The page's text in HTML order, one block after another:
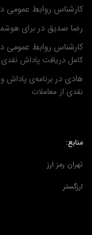
کارشناس روابط عمومی
رضا صدیق در برای
کارشناس روابط عمومی
کامل دریافت پاداش نقدی
هادی در برنامه‌ی
نقدی از معاملات
منابع:
تهران رمز ارز
ارزگستر